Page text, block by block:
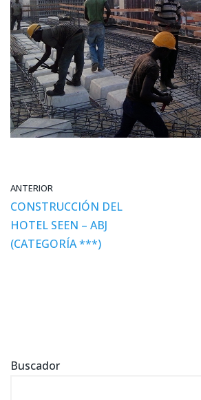
ANTERIOR
CONSTRUCCIÓN DEL
HOTEL SEEN – ABJ
(CATEGORÍA ***)
Buscador